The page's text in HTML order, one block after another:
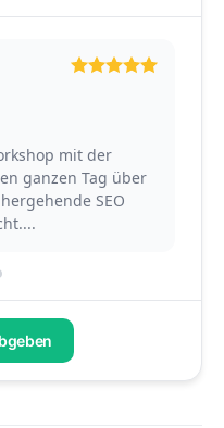
mit der
ganzen Tag über
SEO